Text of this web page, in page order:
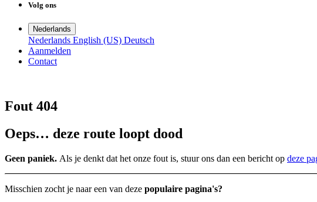
Volg ons
Nederlands
Nederlands English (US) Deutsch
Aanmelden
Contact
Fout 404
Oeps… deze route loopt dood
Geen paniek. Als je denkt dat het onze fout is, stuur ons dan een bericht op deze
Misschien zocht je naar een van deze populaire pagina's?